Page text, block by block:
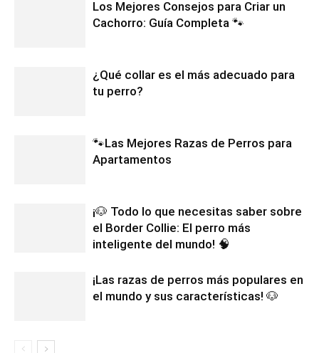
Los Mejores Consejos para Criar un
Cachorro: Guía Completa 🐾
¿Qué collar es el más adecuado para
tu perro?
🐾Las Mejores Razas de Perros para
Apartamentos
¡🐶 Todo lo que necesitas saber sobre
el Border Collie: El perro más
inteligente del mundo! 🧠
¡Las razas de perros más populares en
el mundo y sus características! 🐶